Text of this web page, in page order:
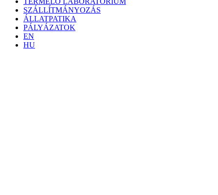
SZÁLLÍTMÁNYOZÁS
ÁLLATPATIKA
PÁLYÁZATOK
EN
HU